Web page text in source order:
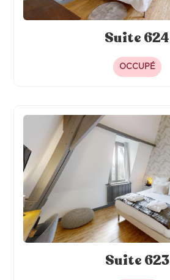
Suite 624
OCCUPÉ
Suite 623